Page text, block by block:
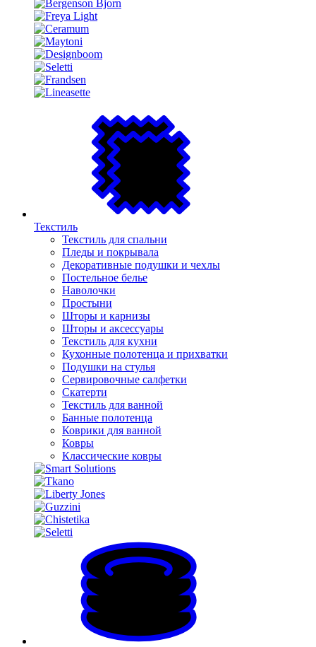
Текстиль
Текстиль для спальни
Пледы и покрывала
Декоративные подушки и чехлы
Постельное белье
Наволочки
Простыни
Шторы и карнизы
Шторы и аксессуары
Текстиль для кухни
Кухонные полотенца и прихватки
Подушки на стулья
Сервировочные салфетки
Скатерти
Текстиль для ванной
Банные полотенца
Коврики для ванной
Ковры
Классические ковры